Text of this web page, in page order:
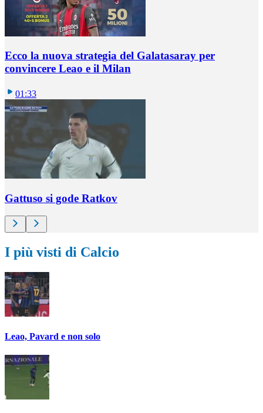
Ecco la nuova strategia del Galatasaray per
convincere Leao e il Milan
01:33
Gattuso si gode Ratkov
I più visti di Calcio
Leao, Pavard e non solo